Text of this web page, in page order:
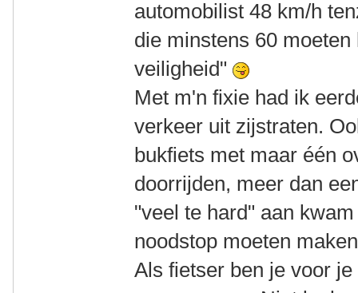
automobilist 48 km/h
die minstens 60
veiligheid"
Met m'n fixie had ik
verkeer uit zijstraten.
bukfiets met maar één
doorrijden, meer dan
"veel te hard" aan
noodstop moeten
Als fietser ben je voor